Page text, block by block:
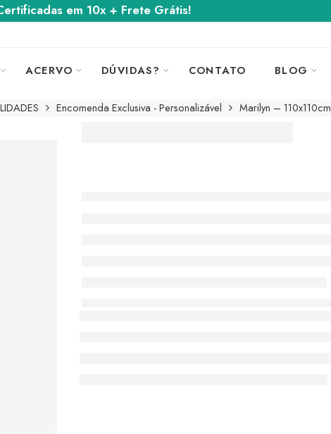
em 10x + Frete Grátis!
ACERVO DÚVIDAS? CONTATO BLOG
Encomenda Exclusiva - Personalizável Marilyn – 110x110cm